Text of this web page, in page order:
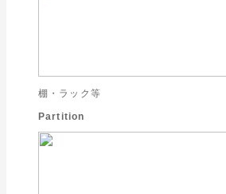
棚・ラック等
Partition